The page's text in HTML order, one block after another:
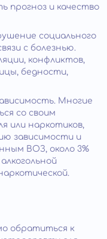
прогноз и качество
социального
с болезнью.
конфликтов,
бедности,
Многие
со своим
или наркотиков,
зависимости и
ВОЗ, около 3%
обратиться к